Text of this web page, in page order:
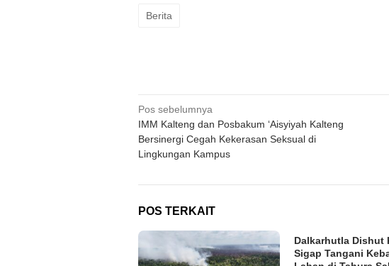
Berita
Navigasi
pos
Pos sebelumnya
IMM Kalteng dan Posbakum ‘Aisyiyah Kalteng
Bersinergi Cegah Kekerasan Seksual di
Lingkungan Kampus
POS TERKAIT
Dalkarhutla Dishut
Sigap Tangani